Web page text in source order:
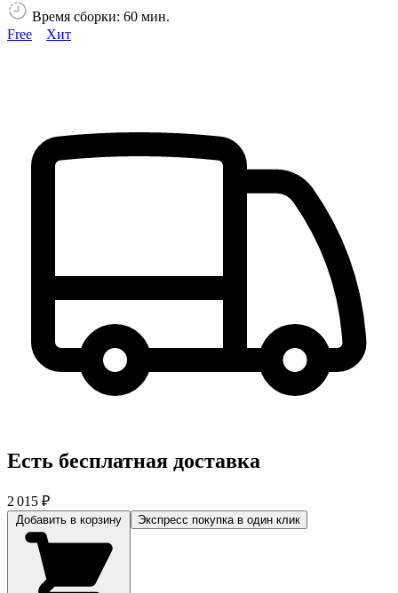
Время сборки: 60 мин.
Free
Хит
Есть бесплатная доставка
2 015 ₽
Экспресс покупка в один клик